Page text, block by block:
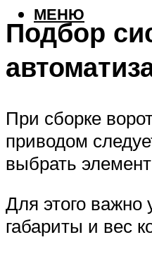
МЕНЮ
Подбор
При сборке
приводом
выбрать
Для этого важно
габариты и вес